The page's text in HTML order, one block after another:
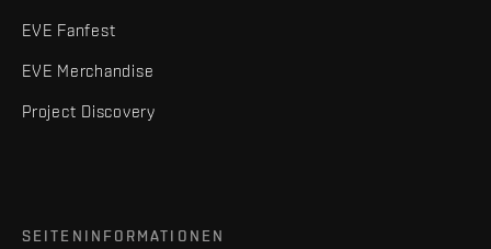
EVE Fanfest
EVE Merchandise
Project Discovery
SEITENINFORMATIONEN